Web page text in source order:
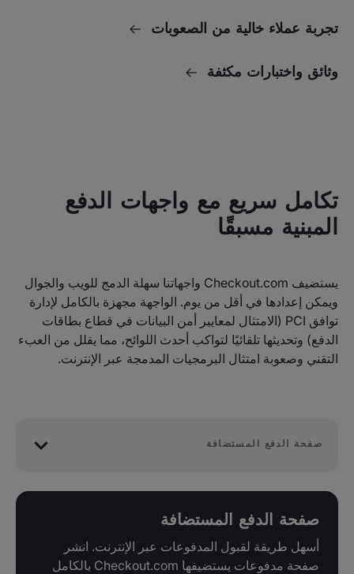
تجربة عملاء خالية من الصعوبات
وثائق واختبارات مكثفة
تكامل سريع مع واجهات الدفع
المبنية مسبقًا
يستضيف Checkout.com واجهاتنا سهلة الدمج للويب والجوال
ويمكن إعدادها في أقل من يوم. الواجهة مجهزة بالكامل لإدارة
توافق PCI (الامتثال لمعايير أمن البيانات في قطاع بطاقات
الدفع) وتحديثها تلقائيًا لتواكب أحدث اللوائح، مما يقلل من العبء
التقني وصعوبة امتثال البرمجيات المدمجة عبر الإنترنت.
صفحة الدفع المستضافة
صفحة الدفع المستضافة
أسهل طريقة لقبول المدفوعات عبر الإنترنت. انشر
صفحة مدفوعات يستضيفها Checkout.com بالكامل